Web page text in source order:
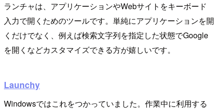
ランチャは、アプリケーションやWebサイトをキーボード
入力で開くためのツールです。単純にアプリケーションを開
くだけでなく、例えば検索文字列を指定した状態でGoogle
を開くなどカスタマイズできる方が嬉しいです。
Launchy
Windowsではこれをつかっていました。作業中に利用する